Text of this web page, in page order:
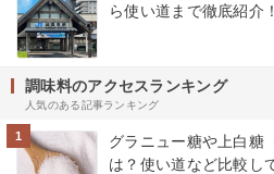
ら使い道まで徹底紹介！
調味料のアクセスランキング
人気のある記事ランキング
1
グラニュー糖や上白糖
は？使い道など比較し